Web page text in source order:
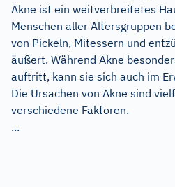
Akne ist ein weitverbreitetes
Menschen aller Altersgruppen
von Pickeln, Mitessern und
äußert. Während Akne
auftritt, kann sie sich auch im
Die Ursachen von Akne sind
verschiedene Faktoren.
...